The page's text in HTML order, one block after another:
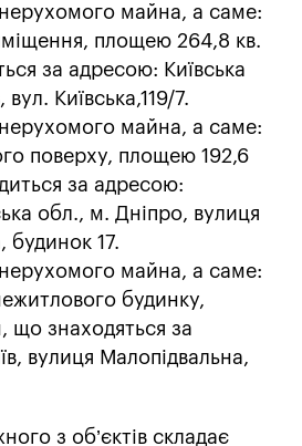
майна, а саме:
площею 264,8 кв.
за адресою: Київська
Київська,119/7.
майна, а саме:
поверху, площею 192,6
за адресою:
обл., м. Дніпро, вулиця
будинок 17.
майна, а саме:
будинку,
що знаходяться за
вулиця Малопідвальна,
з об’єктів складає